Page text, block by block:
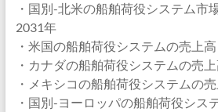
・国別-北米の船舶荷役システム市
2031年
・米国の船舶荷役システムの売上高
・カナダの船舶荷役システムの売
・メキシコの船舶荷役システムの
・国別-ヨーロッパの船舶荷役シス